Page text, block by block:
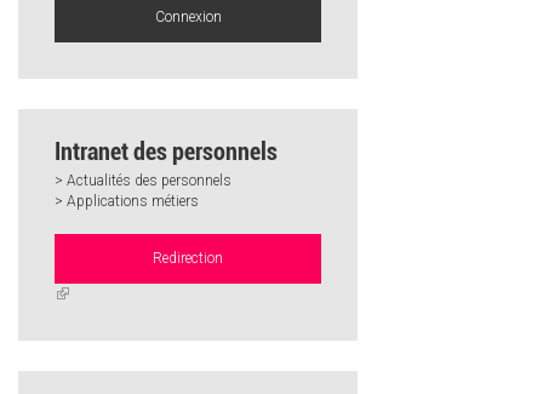
Connexion
Intranet des personnels
> Actualités des personnels
> Applications métiers
Redirection
(link